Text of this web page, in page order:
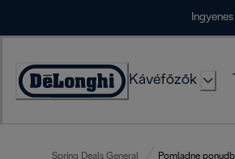
Accessibility
Kávéfőzők
Spring Deals General Pomladne